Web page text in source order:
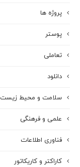
پروژه ها
پوستر
تعاملی
دانلود
سلامت و محیط زیست
علمی و فرهنگی
فناوری اطلاعات
کاراکتر و کاریکاتور